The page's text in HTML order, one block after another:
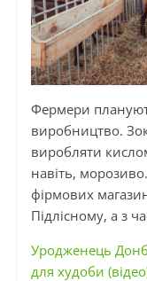
Фермери
виробництво.
виробляти
навіть,
фірмових
Підлісному, а з
Уродженець
для худоби